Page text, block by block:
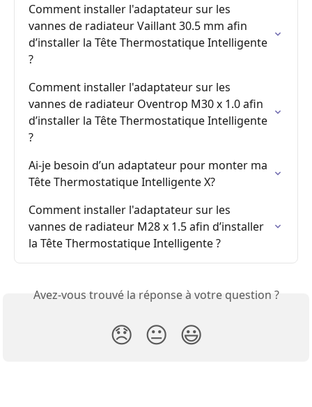
Comment installer l'adaptateur sur les
vannes de radiateur Vaillant 30.5 mm afin
d’installer la Tête Thermostatique Intelligente
?
Comment installer l'adaptateur sur les
vannes de radiateur Oventrop M30 x 1.0 afin
d’installer la Tête Thermostatique Intelligente
?
Ai-je besoin d’un adaptateur pour monter ma
Tête Thermostatique Intelligente X?
Comment installer l'adaptateur sur les
vannes de radiateur M28 x 1.5 afin d’installer
la Tête Thermostatique Intelligente ?
Avez-vous trouvé la réponse à votre question ?
😞 😐 😃